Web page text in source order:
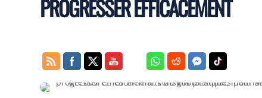
PROGRESSER EFFICACEMENT